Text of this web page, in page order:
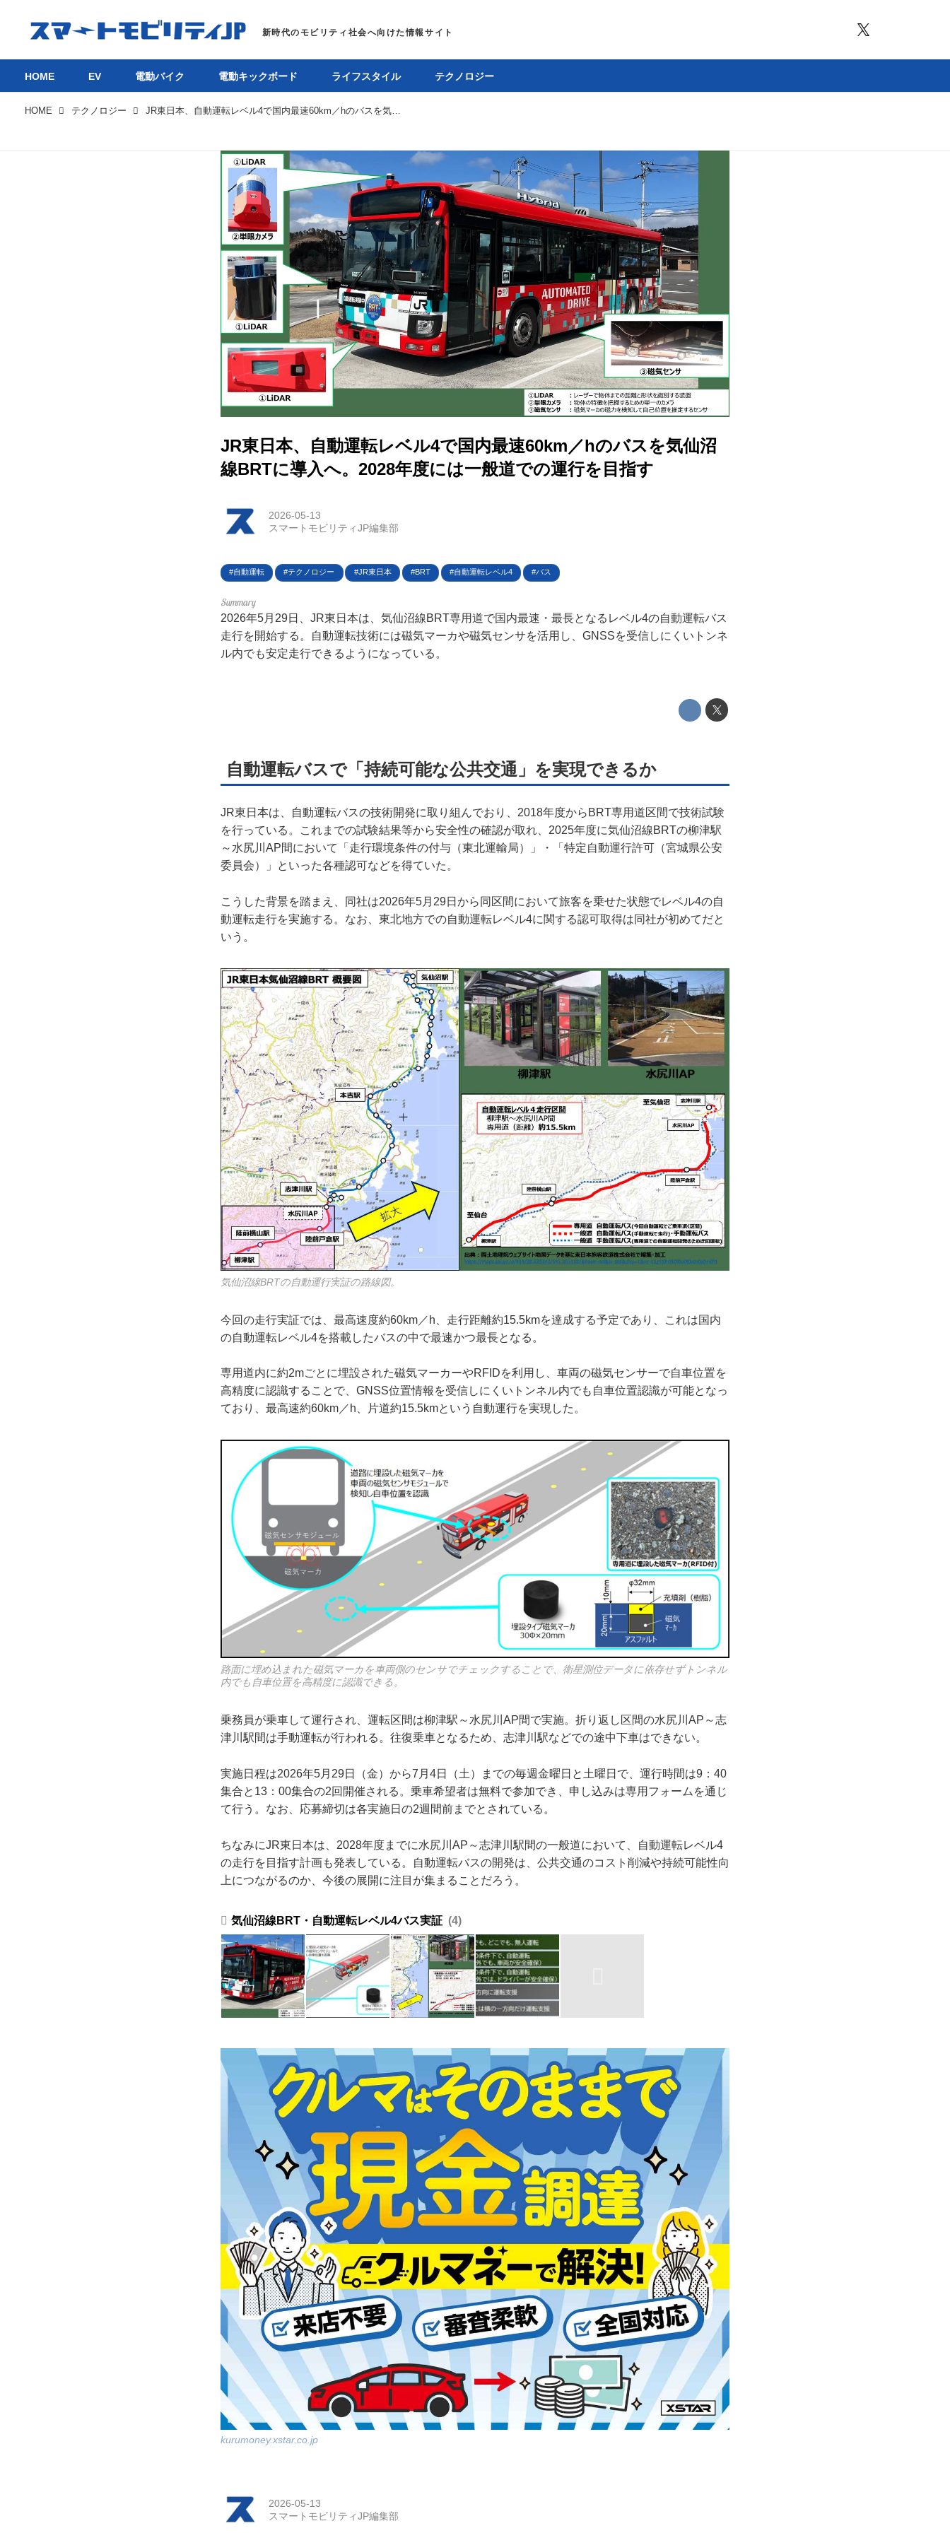
HOME
EV
電動キックボード
テクノロジー
利用規約
プライバシーポリシー
広告掲載について
HOME EV 電動バイク 電動キックボード ライフスタイル テクノロジー
HOME テクノロジー JR東日本、自動運転レベル4で国内最速60km／hのバスを気仙沼線BRTに導入へ。2028年度には一般道での運行を目指す
JR東日本、自動運転レベル4で国内最速60km／hのバスを気仙沼
線BRTに導入へ。2028年度には一般道での運行を目指す
2026-05-13
スマートモビリティJP編集部
自動運転 テクノロジー JR東日本 BRT 自動運転レベル4 バス
2026年5月29日、JR東日本は、気仙沼線BRT専用道で国内最速・最長となるレベル4の自動運転バス
走行を開始する。自動運転技術には磁気マーカや磁気センサを活用し、GNSSを受信しにくいトンネ
ル内でも安定走行できるようになっている。
自動運転バスで「持続可能な公共交通」を実現できるか
JR東日本は、自動運転バスの技術開発に取り組んでおり、2018年度からBRT専用道区間で技術試験
を行っている。これまでの試験結果等から安全性の確認が取れ、2025年度に気仙沼線BRTの柳津駅
～水尻川AP間において「走行環境条件の付与（東北運輸局）」・「特定自動運行許可（宮城県公安
委員会）」といった各種認可などを得ていた。
こうした背景を踏まえ、同社は2026年5月29日から同区間において旅客を乗せた状態でレベル4の自
動運転走行を実施する。なお、東北地方での自動運転レベル4に関する認可取得は同社が初めてだと
いう。
気仙沼線BRTの自動運行実証の路線図。
今回の走行実証では、最高速度約60km／h、走行距離約15.5kmを達成する予定であり、これは国内
の自動運転レベル4を搭載したバスの中で最速かつ最長となる。
専用道内に約2mごとに埋設された磁気マーカーやRFIDを利用し、車両の磁気センサーで自車位置を
高精度に認識することで、GNSS位置情報を受信しにくいトンネル内でも自車位置認識が可能となっ
ており、最高速約60km／h、片道約15.5kmという自動運行を実現した。
路面に埋め込まれた磁気マーカを車両側のセンサでチェックすることで、衛星測位データに依存せずトンネル
内でも自車位置を高精度に認識できる。
乗務員が乗車して運行され、運転区間は柳津駅～水尻川AP間で実施。折り返し区間の水尻川AP～志
津川駅間は手動運転が行われる。往復乗車となるため、志津川駅などでの途中下車はできない。
実施日程は2026年5月29日（金）から7月4日（土）までの毎週金曜日と土曜日で、運行時間は9：40
集合と13：00集合の2回開催される。乗車希望者は無料で参加でき、申し込みは専用フォームを通じ
て行う。なお、応募締切は各実施日の2週間前までとされている。
ちなみにJR東日本は、2028年度までに水尻川AP～志津川駅間の一般道において、自動運転レベル4
の走行を目指す計画も発表している。自動運転バスの開発は、公共交通のコスト削減や持続可能性向
上につながるのか、今後の展開に注目が集まることだろう。
気仙沼線BRT・自動運転レベル4バス実証 4
kurumoney.xstar.co.jp
2026-05-13
スマートモビリティJP編集部